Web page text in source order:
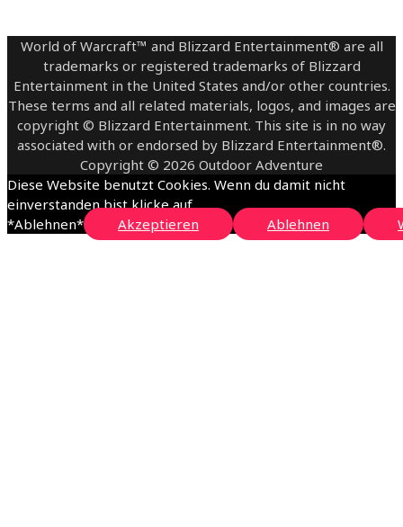
World of Warcraft™ and Blizzard Entertainment® are all
trademarks or registered trademarks of Blizzard
Entertainment in the United States and/or other countries.
These terms and all related materials, logos, and images are
copyright © Blizzard Entertainment. This site is in no way
associated with or endorsed by Blizzard Entertainment®.
Copyright © 2026 Outdoor Adventure
Diese Website benutzt Cookies. Wenn du damit nicht
einverstanden bist klicke auf
*Ablehnen*
Akzeptieren Ablehnen